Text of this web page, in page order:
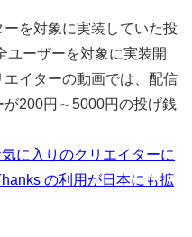
を対象に実装していた投
ユーザーを対象に実装開
イターの動画では、配信
200円～5000円の投げ銭
に入りのクリエイターに
の利用が日本にも拡